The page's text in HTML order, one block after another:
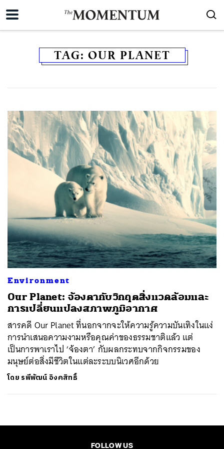
TAG: OUR PLANET
Environment
Our Planet: จ้องตากับวิกฤตสิ่งแวดล้อมและ
การเปลี่ยนแปลงสภาพภูมิอากาศ
สารคดี Our Planet ที่นอกจากจะให้ความรู้ความบันเทิงในแง่
การนำเสนอความงามหรือคุณค่าของธรรมชาติแล้ว แต่
เป็นการพาเราไป ‘จ้องตา’ กับผลกระทบจากกิจกรรมของ
มนุษย์ต่อสิ่งมีชีวิตในแต่ละระบบนิเวศอีกด้วย
โดย รพีพัฒน์ อิงคสิทธิ์
FOLLOW US
ค้นหา
SHARE TWEET LINE EMAIL